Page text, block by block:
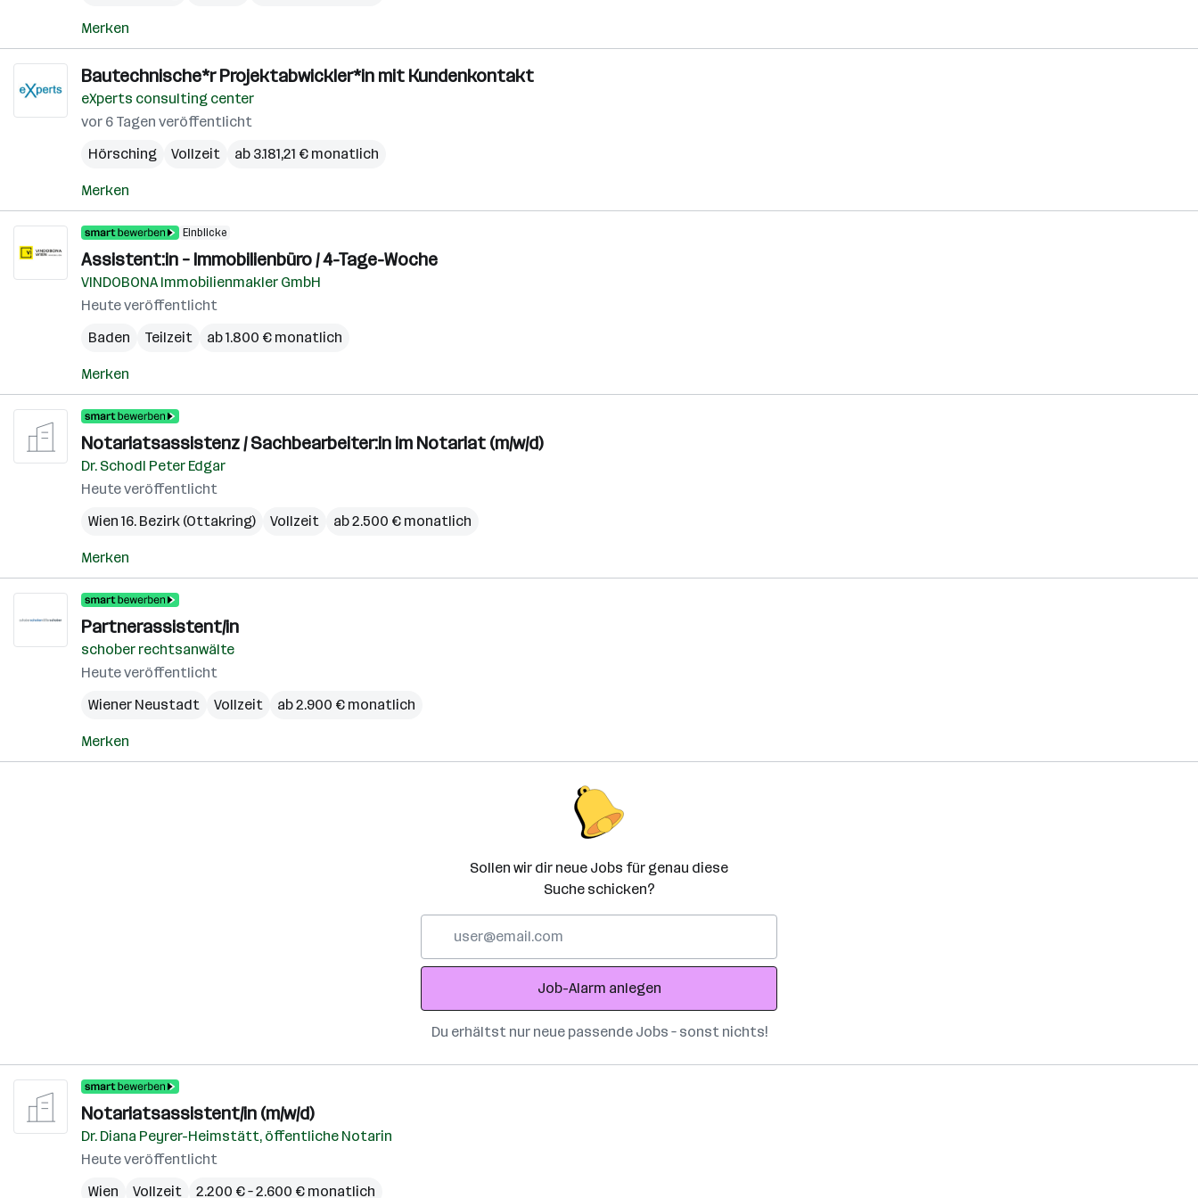
Merken
Bautechnische*r Projektabwickler*in mit Kundenkontakt
eXperts consulting center
vor 6 Tagen veröffentlicht
Hörsching
Vollzeit ab 3.181,21 € monatlich
Merken
Einblicke
Assistent:in – Immobilienbüro / 4-Tage-Woche
VINDOBONA Immobilienmakler GmbH
Heute veröffentlicht
Baden
Teilzeit ab 1.800 € monatlich
Merken
Notariatsassistenz / Sachbearbeiter:in im Notariat (m/w/d)
Dr. Schodl Peter Edgar
Heute veröffentlicht
Wien 16. Bezirk (Ottakring)
Vollzeit ab 2.500 € monatlich
Merken
Partnerassistent/in
schober rechtsanwälte
Heute veröffentlicht
Wiener Neustadt
Vollzeit ab 2.900 € monatlich
Merken
Sollen wir dir neue Jobs für genau diese
Suche schicken?
Adresse
Job-Alarm anlegen
Du erhältst nur neue passende Jobs – sonst nichts!
Notariatsassistent/in (m/w/d)
Dr. Diana Peyrer-Heimstätt, öffentliche Notarin
Heute veröffentlicht
Wien
Vollzeit 2.200 € – 2.600 € monatlich